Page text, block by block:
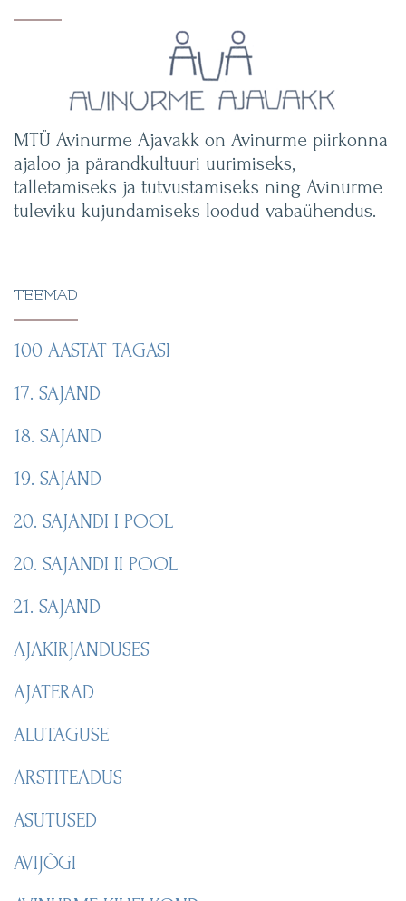
MTÜ Avinurme Ajavakk on Avinurme piirkonna
ajaloo ja pärandkultuuri uurimiseks,
talletamiseks ja tutvustamiseks ning Avinurme
tuleviku kujundamiseks loodud vabaühendus.
TEEMAD
100 AASTAT TAGASI
17. SAJAND
18. SAJAND
19. SAJAND
20. SAJANDI I POOL
20. SAJANDI II POOL
21. SAJAND
AJAKIRJANDUSES
AJATERAD
ALUTAGUSE
ARSTITEADUS
ASUTUSED
AVIJÕGI